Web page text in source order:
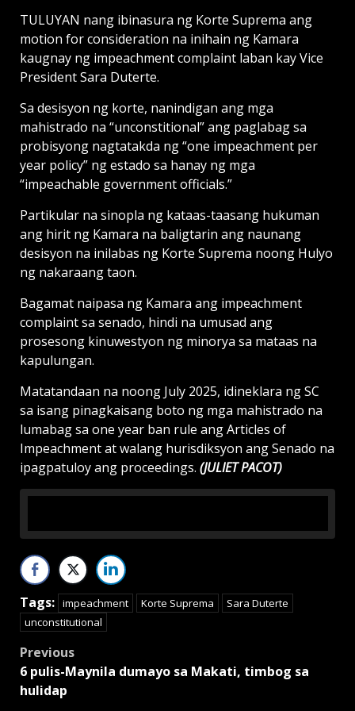
TULUYAN nang ibinasura ng Korte Suprema ang
motion for consideration na inihain ng Kamara
kaugnay ng impeachment complaint laban kay Vice
President Sara Duterte.
Sa desisyon ng korte, nanindigan ang mga
mahistrado na “unconstitional” ang paglabag sa
probisyong nagtatakda ng “one impeachment per
year policy” ng estado sa hanay ng mga
“impeachable government officials.”
Partikular na sinopla ng kataas-taasang hukuman
ang hirit ng Kamara na baligtarin ang naunang
desisyon na inilabas ng Korte Suprema noong Hulyo
ng nakaraang taon.
Bagamat naipasa ng Kamara ang impeachment
complaint sa senado, hindi na umusad ang
prosesong kinuwestyon ng minorya sa mataas na
kapulungan.
Matatandaan na noong July 2025, idineklara ng SC
sa isang pinagkaisang boto ng mga mahistrado na
lumabag sa one year ban rule ang Articles of
Impeachment at walang hurisdiksyon ang Senado na
ipagpatuloy ang proceedings. (JULIET PACOT)
Tags: impeachment Korte Suprema
Sara Duterte
unconstitutional
Post
navigation
Previous
6 pulis-Maynila dumayo sa Makati, timbog sa
hulidap